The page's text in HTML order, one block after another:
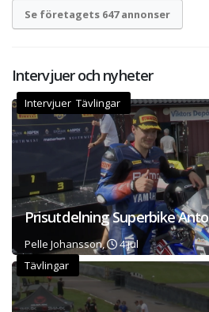
Se företagets 647 annonser
Intervjuer och nyheter
Intervjuer Tävlingar
Prisutdelning Superbike
Pelle Johansson,
4 jul
Tävlingar